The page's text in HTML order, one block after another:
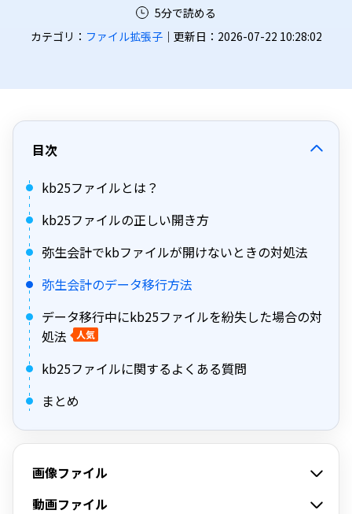
5分で読める
カテゴリ： ファイル拡張子｜更新日：2026-07-22 10:28:02
目次
kb25ファイルとは？
kb25ファイルの正しい開き方
弥生会計でkbファイルが開けないときの対処法
弥生会計のデータ移行方法
データ移行中にkb25ファイルを紛失した場合の対
処法
人気
kb25ファイルに関するよくある質問
まとめ
画像ファイル
動画ファイル